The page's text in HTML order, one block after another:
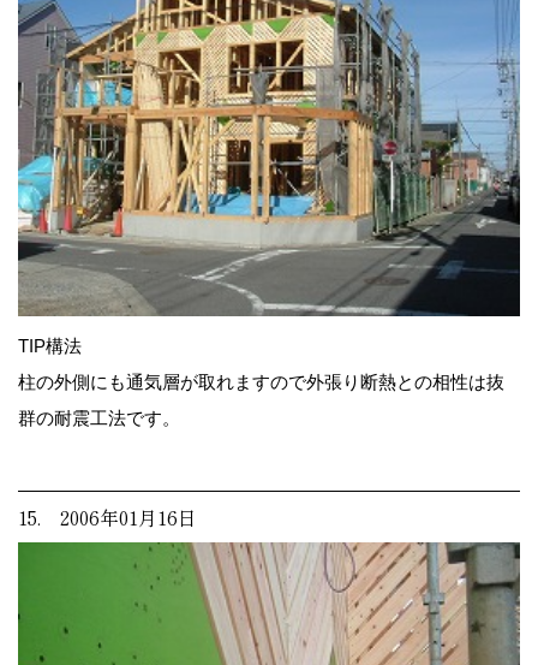
TIP構法
柱の外側にも通気層が取れますので外張り断熱との相性は抜
群の耐震工法です。
15. 2006年01月16日